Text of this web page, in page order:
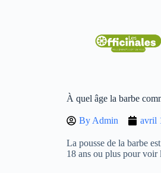
À quel âge la barbe
By Admin avril
La pousse de la barbe
18 ans ou plus pour voir